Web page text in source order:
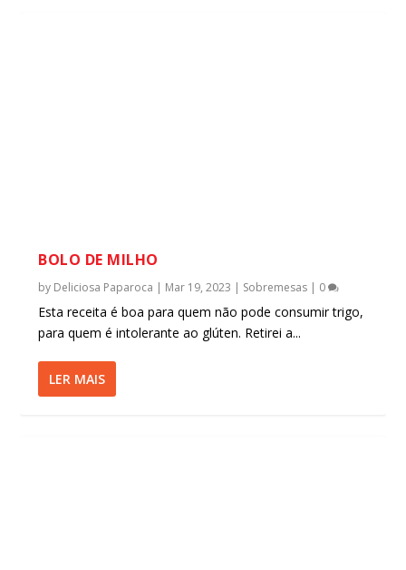
BOLO DE MILHO
by Deliciosa Paparoca | Mar 19, 2023 | Sobremesas | 0
Esta receita é boa para quem não pode consumir trigo,
para quem é intolerante ao glúten. Retirei a...
LER MAIS